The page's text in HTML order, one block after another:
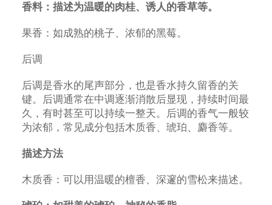
香料：描述为温暖的肉桂、诱人的香草等。
果香：如成熟的桃子、浓郁的黑莓。
后调
后调是香水的尾声部分，也是香水持久留香的关
键。后调通常在中调逐渐消散后显现，持续时间最
久，有时甚至可以持续一整天。后调的香气一般较
为浓郁，常见成分包括木质香、琥珀、麝香等。
描述方法
木质香：可以用温暖的檀香、深邃的雪松来描述。